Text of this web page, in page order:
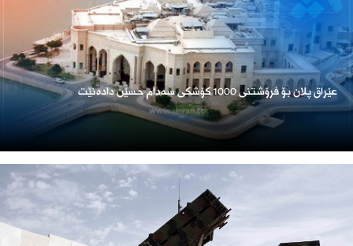
عێراق پلان بۆ فرۆشتنی 1000 کۆشکی سەدام حسێن دادەنێت